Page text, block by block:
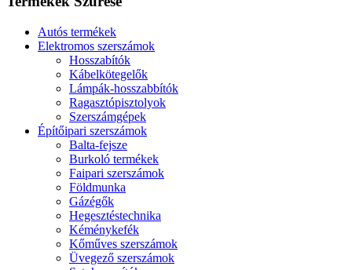
Autós termékek
Elektromos szerszámok
Hosszabítók
Kábelkötegelők
Lámpák-hosszabbítók
Ragasztópisztolyok
Szerszámgépek
Építőipari szerszámok
Balta-fejsze
Burkoló termékek
Faipari szerszámok
Földmunka
Gázégők
Hegesztéstechnika
Kéménykefék
Kőműves szerszámok
Üvegező szerszámok